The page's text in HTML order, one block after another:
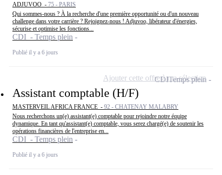
ADJUVOO - 75 - PARIS
Qui sommes-nous ? À la recherche d'une première opportunité ou d'un nouveau
challenge dans votre carrière ? Rejoignez-nous ! Adjuvoo, libérateur d'énergies,
sécurise et optimise les fonctions...
CDI - Temps plein
Publié il y a 6 jours
Assistant comptable (H/F)
MASTERVEIL AFRICA FRANCE - 92 - CHATENAY MALABRY
Nous recherchons un(e) assistant(e) comptable pour rejoindre notre équipe
dynamique. En tant qu'assistant(e) comptable, vous serez chargé(e) de soutenir les
opérations financières de l'entreprise en...
CDI - Temps plein
Publié il y a 6 jours
CDITemps plein
Ajouter cette offre à ma sélection